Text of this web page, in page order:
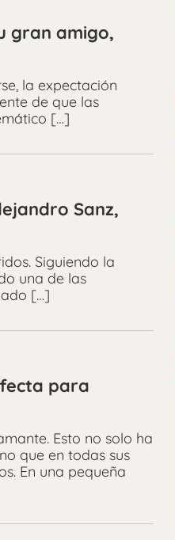
gran amigo,
la expectación
de que las
[…]
Sanz,
Siguiendo la
una de las
[…]
para
Esto no solo ha
que en todas sus
En una pequeña